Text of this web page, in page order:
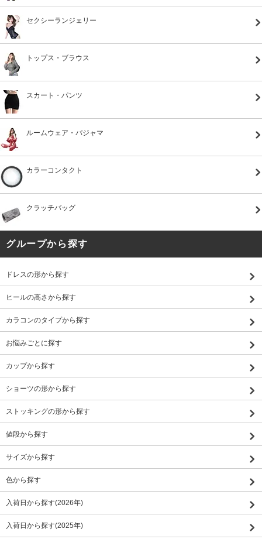
セクシーランジェリー
トップス・ブラウス
スカート・パンツ
ルームウェア・パジャマ
カラーコンタクト
クラッチバッグ
グループから探す
ドレスの形から探す
ヒールの高さから探す
カラコンのタイプから探す
お悩みごとに探す
カップから探す
ショーツの形から探す
ストッキングの形から探す
値段から探す
サイズから探す
色から探す
入荷日から探す(2026年)
入荷日から探す(2025年)